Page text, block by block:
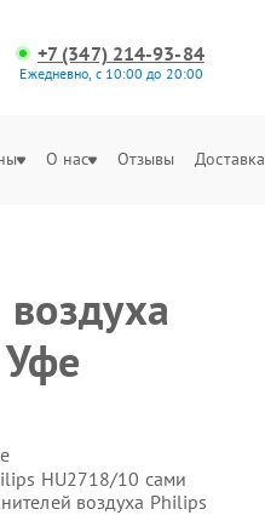
+7 (347) 214-93-84
Ежедневно, с 10:00 до 20:00
О нас Отзывы Доставка
HU2718/10 сами
воздуха Philips